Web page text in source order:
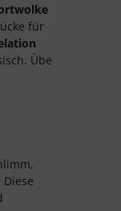
für
Übe
Diese